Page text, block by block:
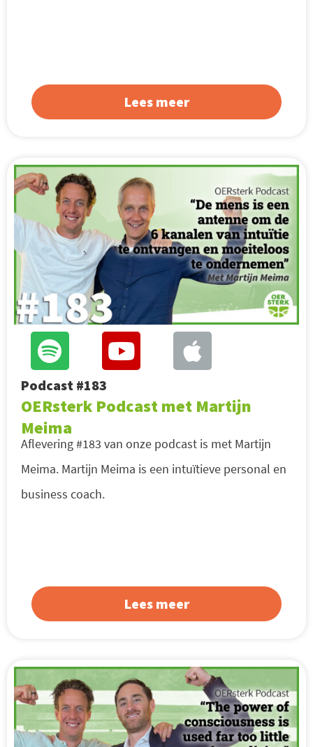
Lees meer
Podcast #183
OERsterk Podcast met Martijn
Meima
Aflevering #183 van onze podcast is met Martijn
Meima. Martijn Meima is een intuïtieve personal en
business coach.
Lees meer